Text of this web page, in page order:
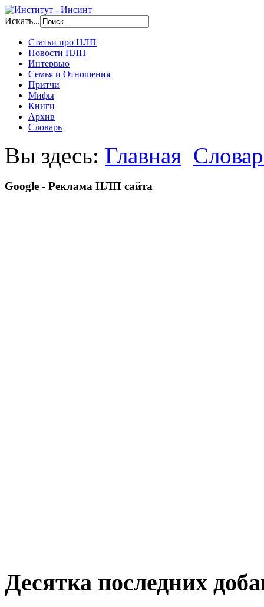
Искать...
Статьи про НЛП
Новости НЛП
Интервью
Семья и Отношения
Притчи
Мифы
Книги
Архив
Словарь
Вы здесь: Главная
Google - Реклама НЛП сайта
Десятка последних